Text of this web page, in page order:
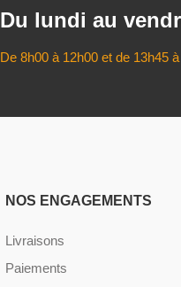
Du lundi au
De 8h00 à 12h00 et de 13h45
NOS ENGAGEMENTS
Livraisons
Paiements